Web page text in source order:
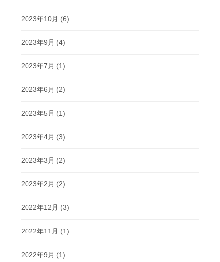
2023年10月 (6)
2023年9月 (4)
2023年7月 (1)
2023年6月 (2)
2023年5月 (1)
2023年4月 (3)
2023年3月 (2)
2023年2月 (2)
2022年12月 (3)
2022年11月 (1)
2022年9月 (1)